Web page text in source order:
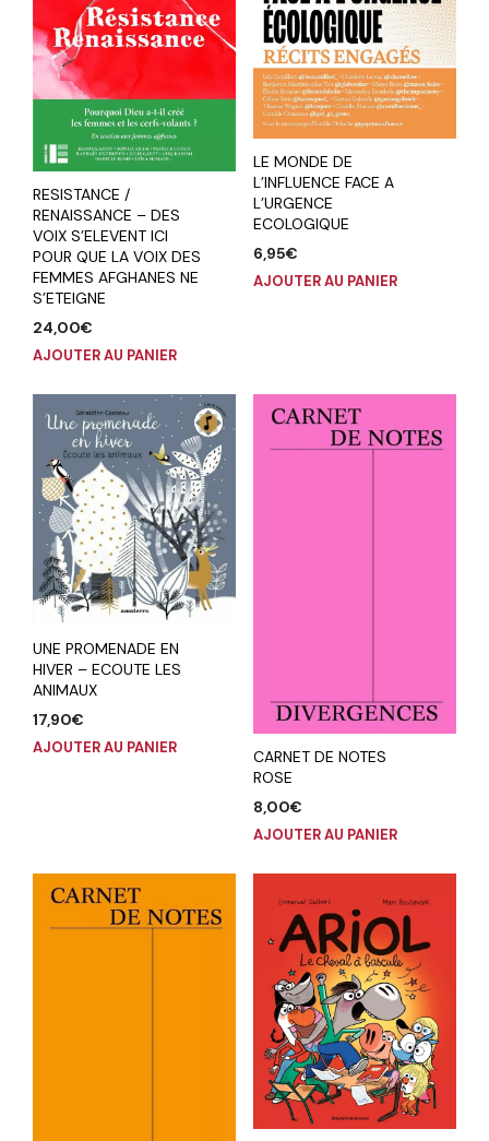
RESISTANCE /
RENAISSANCE – DES
VOIX S’ELEVENT ICI
POUR QUE LA VOIX DES
FEMMES AFGHANES NE
S’ETEIGNE
24,00€
AJOUTER AU PANIER
LE MONDE DE
L’INFLUENCE FACE A
L’URGENCE
ECOLOGIQUE
6,95€
AJOUTER AU PANIER
UNE PROMENADE EN
HIVER – ECOUTE LES
ANIMAUX
17,90€
AJOUTER AU PANIER
CARNET DE NOTES
ROSE
8,00€
AJOUTER AU PANIER